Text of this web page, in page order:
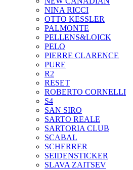
NINA RICCI
OTTO KESSLER
PALMONTE
PELLENS&LOICK
PELO
PIERRE CLARENCE
PURE
R2
RESET
ROBERTO CORNELLI
S4
SAN SIRO
SARTO REALE
SARTORIA CLUB
SCABAL
SCHERRER
SEIDENSTICKER
SLAVA ZAITSEV